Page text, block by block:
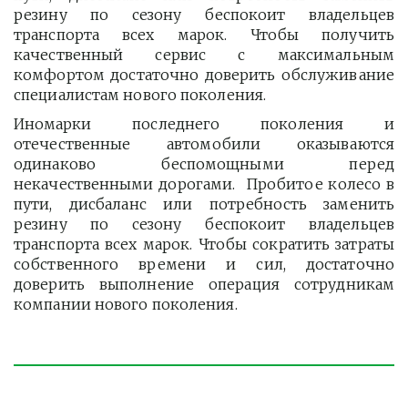
резину по сезону беспокоит владельцев
транспорта всех марок. Чтобы получить
качественный сервис с максимальным
комфортом достаточно доверить обслуживание
специалистам нового поколения.
Иномарки последнего поколения и
отечественные автомобили оказываются
одинаково беспомощными перед
некачественными дорогами. Пробитое колесо в
пути, дисбаланс или потребность заменить
резину по сезону беспокоит владельцев
транспорта всех марок. Чтобы сократить затраты
собственного времени и сил, достаточно
доверить выполнение операция сотрудникам
компании нового поколения.